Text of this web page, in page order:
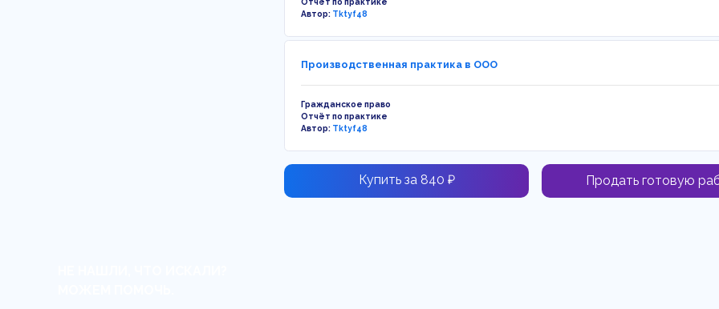
Автор: Tktyf48
Производственная практика в ООО
Гражданское право
Отчёт по практике
Автор: Tktyf48
Купить за 840 ₽ Продать готовую